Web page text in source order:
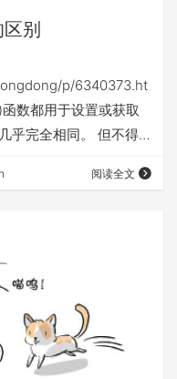
别
p/6340373.ht
数都用于设置或获取
乎完全相同。 但不得不
对象不同 很明显，attr
阅读全文